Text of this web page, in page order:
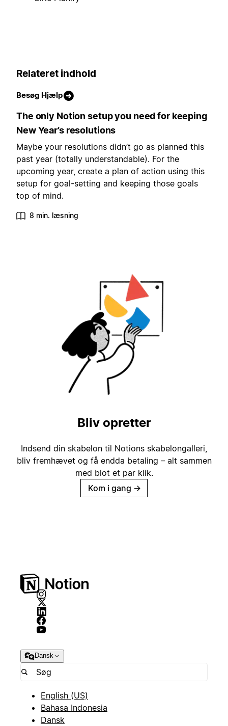
Relateret indhold
Besøg Hjælp
The only Notion setup you need for keeping
New Year’s resolutions
Maybe your resolutions didn’t go as planned this
past year (totally understandable). For the
upcoming year, create a plan of action using this
setup for goal-setting and keeping those goals
top of mind.
8 min. læsning
Bliv opretter
Indsend din skabelon til Notions skabelongalleri,
bliv fremhævet og få endda betaling – alt sammen
med blot et par klik.
Kom i gang →
Dansk
English (US)
Bahasa Indonesia
Dansk